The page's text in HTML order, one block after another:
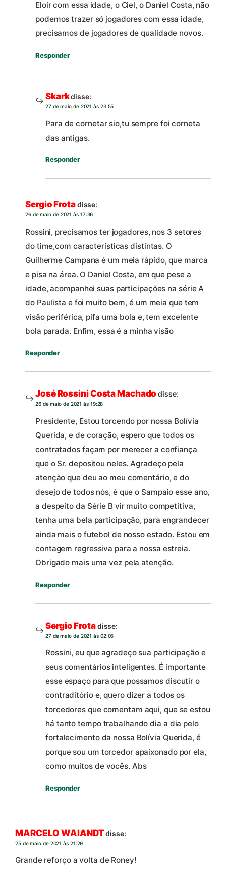
Eloir com essa idade, o Ciel, o Daniel Costa, não
podemos trazer só jogadores com essa idade,
precisamos de jogadores de qualidade novos.
Responder
Skarkdisse:
27 de maio de 2021 às 23:55
Para de cornetar sio,tu sempre foi corneta
das antigas.
Responder
Sergio Frotadisse:
26 de maio de 2021 às 17:36
Rossini, precisamos ter jogadores, nos 3 setores
do time,com características distintas. O
Guilherme Campana é um meia rápido, que marca
e pisa na área. O Daniel Costa, em que pese a
idade, acompanhei suas participações na série A
do Paulista e foi muito bem, é um meia que tem
visão periférica, pifa uma bola e, tem excelente
bola parada. Enfim, essa é a minha visão
Responder
José Rossini Costa Machado disse:
26 de maio de 2021 às 19:28
Presidente, Estou torcendo por nossa Bolívia
Querida, e de coração, espero que todos os
contratados façam por merecer a confiança
que o Sr. depositou neles. Agradeço pela
atenção que deu ao meu comentário, e do
desejo de todos nós, é que o Sampaio esse ano,
a despeito da Série B vir muito competitiva,
tenha uma bela participação, para engrandecer
ainda mais o futebol de nosso estado. Estou em
contagem regressiva para a nossa estreia.
Obrigado mais uma vez pela atenção.
Responder
Sergio Frotadisse:
27 de maio de 2021 às 02:05
Rossini, eu que agradeço sua participação e
seus comentários inteligentes. É importante
esse espaço para que possamos discutir o
contraditório e, quero dizer a todos os
torcedores que comentam aqui, que se estou
há tanto tempo trabalhando dia a dia pelo
fortalecimento da nossa Bolívia Querida, é
porque sou um torcedor apaixonado por ela,
como muitos de vocês. Abs
Responder
MARCELO WAIANDTdisse:
25 de maio de 2021 às 21:29
Grande reforço a volta de Roney!